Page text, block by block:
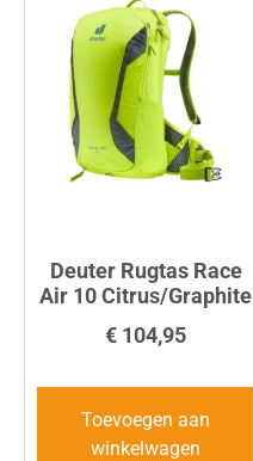
Deuter Rugtas Race
Air 10 Citrus/Graphite
€ 104,95
Toevoegen aan
winkelwagen